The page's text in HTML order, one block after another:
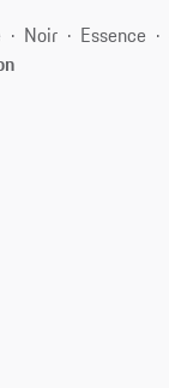
Noir Essence